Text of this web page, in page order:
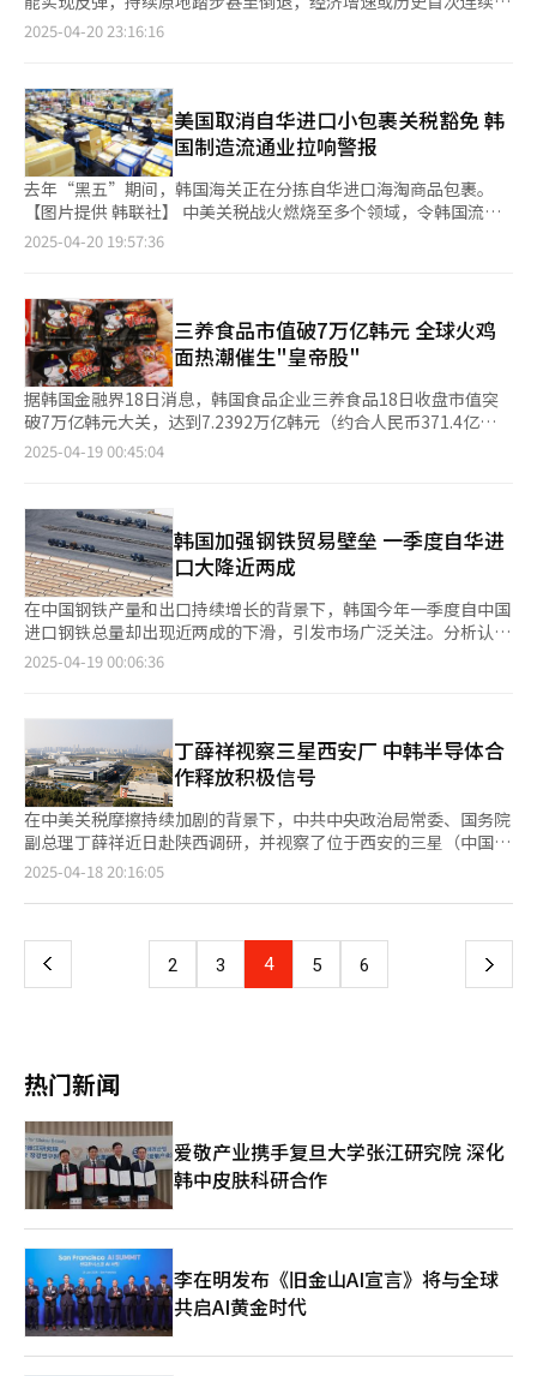
待装船的出口钢铁产品【图片来源 韩联社】
26日在美国佐治亚州埃拉贝尔（Ellabell）建成“现代汽车集团
Metaplant America”（HMGMA），并加速推进当地整车生产，
（CKD）运输转变。 数据显示，去年现代格洛维斯CKD业务销售
额为11.4284万亿韩元，同比增长9.3%，占公司总收入约四成。多
位业内人士认为，美国产整车替代进口将减少入港费支出，CKD业
务则有望成为新增长点。 该公司一名负责人表示，目前在全球运
营的汽车运输船中，几乎无一为美国船厂建造，因此该政策对所有
汽车运输公司均有相同影响，暂难断言会给本公司带来重大损失，
具体影响尚在评估中。 与此同时，美国新政则可能为韩国航运与
造船业带来间接利好。韩国进出口银行引用英国克拉克森研究机构
业中排第三低，仅高于日本海洋网联船务（ONE）以及中国台湾航
运公司阳明海运。 相较于全球三大航运巨头——瑞士地中海航运公
司（MSC，16.8%）、丹麦马士基（Maersk，10.0%）和法国达
飞海运（CMA CGM，32.9%）的中国船舶占比，HMM明显更具成
本优势。分析人士指出，若美国按制造国对入港费用进行区别征
收，日韩和中国台湾船企的成本压力将显著低于欧洲同行。 韩国
造船业亦迎来顺风。由于担忧中国产船舶在美入港成本上升，越来
订购共计20艘集装箱船。根据克拉克森数据显示，今年3月韩国接
单量为82万CGT（17艘），超过中国的52万CGT（31艘），跃居
全球首位。 平泽港等待出口的汽车。【图片来源 韩联社】
位，中国市场则以5110万美元紧随其后，日本（3440万美元）和
泰国（3420万美元）分列第三、四位。值得注意的是，中国市场
（15.9%）和日本（7.2%）的增长率。 细分产品数据显示，中国
市场主要进口海苔产品，第一季度进口量达2258吨，同比激增
97.2%，占韩国海苔出口总量的40.3%；进口额增长139.7%，达
到4629万美元。反之，调味紫菜对中国出口量仅为209吨。美国市
场则呈截然不同的消费偏好，第一季度对美出口调味紫菜1367
吨，同比增长30.6%，占该类产品出口总量的30.2%，而海苔仅为
140吨。韩国海洋水产部分析指出：“中国市场的爆发式增长主要
得益于韩国文化内容的传播效应，特别是紫菜包饭文化的流行带动
味紫菜出口持续走高。” 在加工紫菜产品出口向好的背景下，作
为原材料的生紫菜却面临价格困境。受丰收季产量过剩及非法养殖
问题影响，今年1月部分地区甚至出现渔民销毁约6000吨滞销生紫
菜的情况。据水产业观测中心统计，今年1月生紫菜价格同比暴跌
52.4%，至每公斤763韩元，2至3月价格虽有所回升，但仍较去年
同期下降17.5%至42%。同时，加工海苔价格却维持在每10张
1353韩元的高位，约为历年平均价格的1.5倍。 针对这一结构性矛
盾，韩国海洋水产部表示：“当前海苔加工产能不足是导致原料价
展。
个季度不足0.1%。分析称，经济潜在增长率已跌至2%上下，外部
生可期效果。 据韩国银行（央行）日前公布的《第一季度及未来
增长趋势评估》报告显示，第一季度经济增幅预计将低于0.2%，
甚至不排除出现小幅负增长的可能性。央行即将于本月24日公开第
一季度实际国内生产总值（GDP）增速，按此趋势大概率将低于
0%，即使保持增长也不会超过0.1%。 这意味着韩国GDP自去年
第2季度出现0.228%的负增长、第三季度和第四季度先后增长
0.1%和0.066%后，将连续四个季度增速不足0.1%。 按照央行经
济统计系统（ECOS）的数据，韩国自1960年有统计可查数据以
民间消费减少和出口低迷的影响下，韩国经济曾出现0.452%的负
增长，但很快在2023年第一季度实现0.44%的反弹，此后直至去
年1月一直保持正增长。 在新冠疫情的打击下，韩国经济曾于2020
年第1（-1.286%）和第2季度（-2.74%）连续负增长，但从第3季
度（2.209%）恢复后，连续4个季度保持1%-2%的增速。2008年
金融危机时，除当年第4季度出现负增长后，2009年前三季度仍快
速实现反弹。即使在1997年外汇危机时，虽经济跌至谷底，但仍
伴随反弹和复苏，1998年第3季度起连续4个季度实现最高超过4%
重复合因素叠加的结果。低生育、老龄化、创新不足带来的生产效
率低下令经济增速一降再降。 央行在报告中称，韩国潜在经济增
速从2000年代初的5%左右降至近年的2%，若这一趋势无改善势
头，2045年至2049年将进一步放缓至0.6%。 此外，过高的家庭负
债成为消费掣肘，房地产项目融资（PF）问题遏制建筑投资，内
需持续疲软，韩国经济的“软肋”暴露无遗。 国内外机构竞相下
调韩国近年经济增长预期，彭博社本月10日的调查显示，42家机
构对韩国经济经济增速预期平均为1.41%，低于央行今年2月的预
年2月央行预测今年经济增速为1.4%，但日前表示美国关税政策冲
击高于预期，预计将于下月大幅下调预测值。
2025-04-20 23:16:16
美国取消自华进口小包裹关税豁免 韩
国制造流通业拉响警报
去年“黑五”期间，韩国海关正在分拣自华进口海淘商品包裹。
【图片提供 韩联社】 中美关税战火燃烧至多个领域，令韩国流通
业和中小制造业紧张不已。中国对美出口一旦受阻，大量低价库存
前又宣布从下月2日起取消适用于单价低于800美元商品的小额包
裹关税豁免政策（de minimis），所有从中国发往美国的包裹将
面临120%的高额关税，这对于在美国消费市场风生水起的中国
产“白菜价”商品将是致命一击，美国最大电商平台亚马逊已取消
了部分中国商品订单。 去年美国海关处理来自中国的免税包裹共
计14亿个，占进口总量的60%。以性价比王牌逐渐在美国电商市
场站稳脚跟的Temu、希音（SHEIN）成为首批受害者。两家中国
电商已宣布从本月25日起上调售价，并缩减广告投放支出，但预计
品将流向何处引发关注，分析称韩国很可能成为新的替代市场。地
理位置相近，偏好高性价比商品的消费特点，以及排名全球第5位
的销售规模都具有极高的吸引力。 业界认为，全球速卖通、
Temu、希音等在韩国电商市场中的影响力逐渐提高，很可能成为
中国商品倾销的主要渠道。零售分析服务商Wiseapp·Retail提供
的数据显示，截至上月全球速卖通月活跃用户数量（MAU）为
912.9万人，仅次于Coupang（3361.8万人）排名第2位，Temu
以830.7万名用户排名第4位。 电商业界相关人士称，虽然存在一
来消化积压库存。 中国商品在韩国市场已拥有相当稳固的用户基
础。统计厅提供的数据显示，今年第一季度，韩国海淘中国商品金
额为7.86亿美元，同比增加11.5%，在整体海淘金额中占比从
49.6%扩大至57.9%，创下历年单季新高。 业界认为，若中美关税
战导致中国低价商品加速涌入，本就因消费萎缩而陷入困境的韩国
中小制造业及本土电商将雪上加霜，还有担忧意见指出，不排除利
用中韩对美出口商品关税差，虚报原产地的行为。即中国商品经韩
国中转后，更换“韩国制造”标签出口美国，这将对韩国中小企业
中长期来看将削弱韩国制造流通业的竞争力，最终将由消费者承
压。政府各相关业界亟需制定预案，防止中国商品以非正常方式流
入。
2025-04-20 19:57:36
三养食品市值破7万亿韩元 全球火鸡
面热潮催生"皇帝股"
据韩国金融界18日消息，韩国食品企业三养食品18日收盘市值突
破7万亿韩元大关，达到7.2392万亿韩元（约合人民币371.4亿
元）。18日该股收盘价前交易日上涨2.67%，达96.1万韩元。本月
准，三养食品市值在韩国综合股指（KOSPI）市场成分股中排名第
59位，已超越爱茉莉太平洋集团（6.7万亿韩元）、LIG Nex1（6.3
万亿韩元）等公司市值。与此同时，与大韩航空（7.5万亿韩元）
韩华系统公司（7.3万亿韩元）等企业的差距正在快速缩小。 目
前，三养食品的市值已达到食品行业巨头CJ第一制糖（3.598万亿
韩元）的两倍，更是方便面行业龙头农心（2.4726万亿韩元）的三
倍以上。据悉，在上月农心定期股东大会上，就有股东批评公司股
价表现逊于三养食品。这一对比凸显出三养食品凭借火鸡面在全球
土方便面市场占据主导地位，但三养通过精准的海外扩张战略实现
了市值反超。 根据三养食品的数据，去年得益于美国和中国法人
的强劲增长，海外销售额首次突破1万亿韩元大关，达到1.3359万
亿韩元，同比激增65%。尽管市场担忧美国总统特朗普的关税战可
能影响其最大出口市场美国，但随着本月10日美国宣布90天关税
豁免期，该股10日应声暴涨10.8%，加上一季度业绩向好预期，股
价已实现六日连续上涨。 韩国证券业界普遍看好三养食品的发展
前景，多家证券公司将三养食品的目标股价上调至110万韩元。元
大证券公司分析师孙贤正（音）预测，三养食品今年一季度出口业
一家大型超市陈列的火鸡面【图片提供 韩联社】
2025-04-19 00:45:04
韩国加强钢铁贸易壁垒 一季度自华进
口大降近两成
在中国钢铁产量和出口持续增长的背景下，韩国今年一季度自中国
进口钢铁总量却出现近两成的下滑，引发市场广泛关注。分析认
为，韩国国内需求减弱、贸易壁垒加强以及市场不确定性增加是造
吨减少19.7%。今年第一季度累计进口184.9734万吨，同比
（228.2124万吨）下降18.9%。 这一趋势与中国钢铁行业的整体
走势形成鲜明对比。据外媒援引中国官方数据报道，中国钢铁企业
今年3月粗钢产量同比增长4.6%，达9300万吨；一季度总产量亦
同比增长0.6%，达到2.59亿吨。此外，中国钢铁3月出口同比增长
5.7%，创下五个月来的新高。 尽管中国钢铁出口整体增长，但在
韩国市场的投放量却出现明显下滑，尤以中厚板产品（厚度6毫米
以上钢板）为甚。据统计，今年一季度中国中厚板出口至韩国的数
量从去年同期的38.0516万吨降至22.5705万吨，降幅高达
定自4月24日起对中国中厚板征收最高38.02%的反倾销关税，是
进口下降的关键因素之一。目前，韩方对中国热轧钢板等产品的反
第三国中转、轻微加工等方式规避原产地标识，从而规避关税，进
的同时，加强防范规避措施，以维护国内市场公平秩序。 尽管目
前韩国钢铁企业对中国低价钢材竞争压力有所缓解，但市场普遍认
为，随着全球经济复苏步伐放缓及地缘政治风险上升，钢铁市场仍
将面临多重挑战。 平泽港积压的钢铁产品【图片来源 韩联社】
2025-04-19 00:06:36
丁薛祥视察三星西安厂 中韩半导体合
作释放积极信号
在中美关税摩擦持续加剧的背景下，中共中央政治局常委、国务院
副总理丁薛祥近日赴陕西调研，并视察了位于西安的三星（中国）
半导体有限公司，引发各界广泛关注。分析认为，此举释放出中方
号。 据悉，丁薛祥于4月14日至16日赴陕西省开展调研工作，其间
祥是中共最高领导层成员之一，在党内排名第六，长期担任习近平
总书记秘书，被普遍视为“习家军”核心成员之一，政治地位稳
况，还就全球贸易形势发表讲话，批评美方对华加征关税及实施技
术封锁等措施。 “对外开放是中国的基本国策，”丁薛祥表
示，“面对日益抬头的保护主义，中国扩大高水平对外开放的决心
更加坚定。关税战、贸易战不得人心，中国愿与各方深化合作、优
势互补，实现互利共赢。” 三星电子西安工厂是该公司全球NAND
闪存芯片生产的重要基地之一，目前拥有两条生产线，产能占全球
总产量的四成以上。工厂目前正加快推进第八代（178层）和第九
代（256层）NAND产品的量产布局。 业内人士指出，丁薛祥此行
的重要意义，在于向外界释放中国将通过加强与包括三星在内的国
际领先企业合作，积极应对美方新一轮半导体出口限制的明确信
号。除三星工厂外，丁薛祥还视察了正泰智能电气西北产业园、隆
基绿能科技股份有限公司、西北有色金属研究院、西北工业大学、
陕西工业职业技术学院及中欧班列西安集结中心等多家重点机构，
2025-04-18 20:16:05
上
页
2 3 4 5 6 下
热门新闻
爱敬产业携手复旦大学张江研究院 深化
韩中皮肤科研合作
李在明发布《旧金山AI宣言》将与全球
共启AI黄金时代